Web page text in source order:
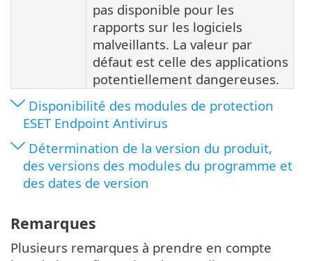
pas disponible pour les
rapports sur les logiciels
malveillants. La valeur par
défaut est celle des applications
potentiellement dangereuses.
Disponibilité des modules de protection
ESET Endpoint Antivirus
Détermination de la version du produit,
des versions des modules du programme et
des dates de version
Remarques
Plusieurs remarques à prendre en compte